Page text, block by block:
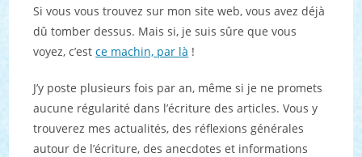
Si vous vous trouvez sur mon site web, vous avez déjà
dû tomber dessus. Mais si, je suis sûre que vous
voyez, c’estce machin, par là !
J’y poste plusieurs fois par an, même si je ne promets
aucune régularité dans l’écriture des articles. Vous y
trouverez mes actualités, des réflexions générales
autour de l’écriture, des anecdotes et informations